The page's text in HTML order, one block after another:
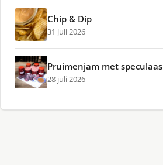
Chip & Dip
31 juli 2026
Pruimenjam met
28 juli 2026